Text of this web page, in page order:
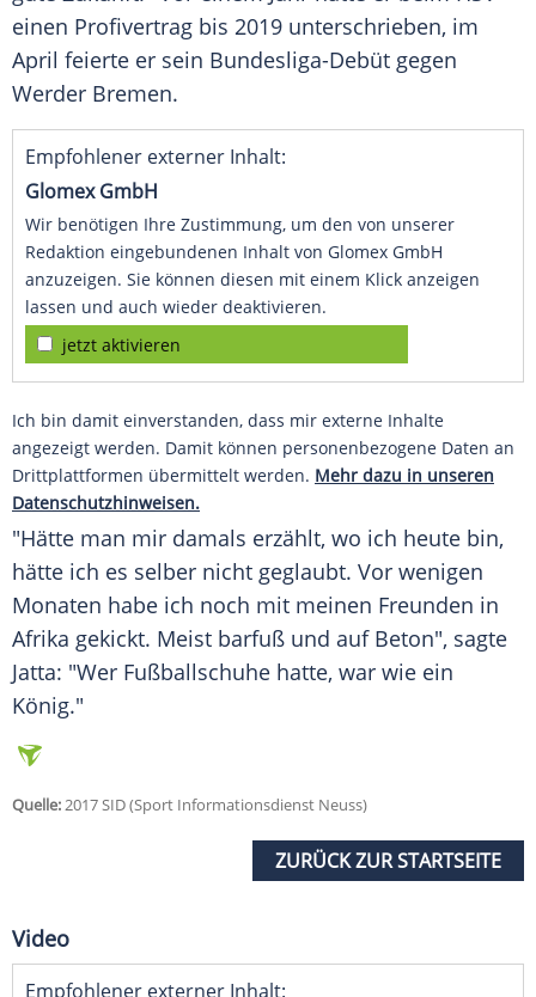
einen Profivertrag bis 2019 unterschrieben, im
April feierte er sein Bundesliga-Debüt gegen
Werder Bremen.
Empfohlener externer Inhalt:
Glomex GmbH
Wir benötigen Ihre Zustimmung, um den von unserer
Redaktion eingebundenen Inhalt von Glomex GmbH
anzuzeigen. Sie können diesen mit einem Klick anzeigen
lassen und auch wieder deaktivieren.
jetzt aktivieren
Ich bin damit einverstanden, dass mir externe Inhalte
angezeigt werden. Damit können personenbezogene Daten an
Drittplattformen übermittelt werden. Mehr dazu in unseren
Datenschutzhinweisen.
"Hätte man mir damals erzählt, wo ich heute bin,
hätte ich es selber nicht geglaubt. Vor wenigen
Monaten habe ich noch mit meinen Freunden in
Afrika gekickt. Meist barfuß und auf Beton", sagte
Jatta: "Wer Fußballschuhe hatte, war wie ein
König."
Quelle:2017 SID (Sport Informationsdienst Neuss)
ZURÜCK ZUR STARTSEITE
Video
Empfohlener externer Inhalt: